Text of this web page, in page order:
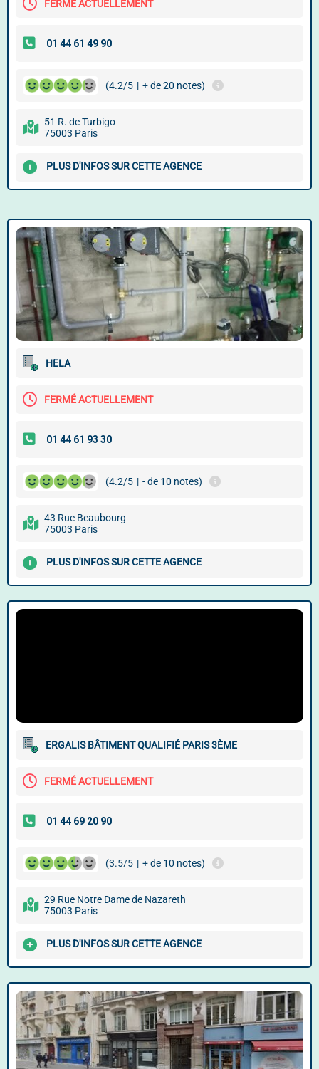
FERMÉ ACTUELLEMENT
(4.2/5 | + de 20 notes)
51 R. de Turbigo
75003 Paris
PLUS D'INFOS SUR CETTE AGENCE
HELA
FERMÉ ACTUELLEMENT
(4.2/5 | - de 10 notes)
43 Rue Beaubourg
75003 Paris
PLUS D'INFOS SUR CETTE AGENCE
ERGALIS BÂTIMENT QUALIFIÉ PARIS 3ÈME
FERMÉ ACTUELLEMENT
(3.5/5 | + de 10 notes)
29 Rue Notre Dame de Nazareth
75003 Paris
PLUS D'INFOS SUR CETTE AGENCE